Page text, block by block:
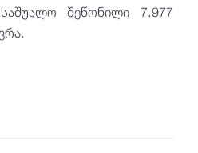
შეწონილი 7.977